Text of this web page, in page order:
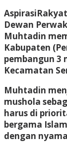
Dewan
Muhtadin
Kabupaten
pembangun 3
Kecamatan
Muhtadin
mushola
harus di
bergama
dengan